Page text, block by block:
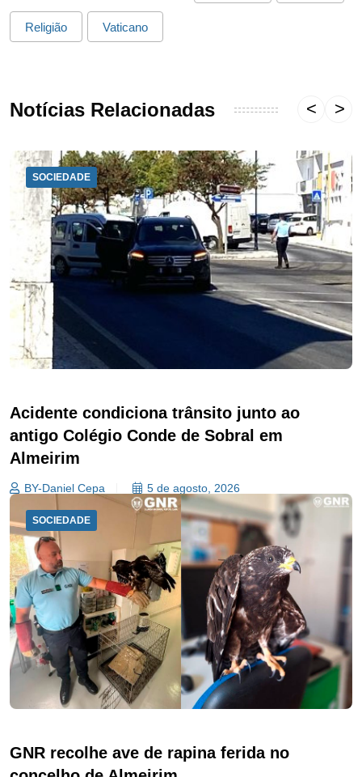
Religião Vaticano
Notícias Relacionadas
SOCIEDADE
Acidente condiciona trânsito junto ao
antigo Colégio Conde de Sobral em
Almeirim
BY-Daniel Cepa 5 de agosto, 2026
SOCIEDADE
GNR recolhe ave de rapina ferida no